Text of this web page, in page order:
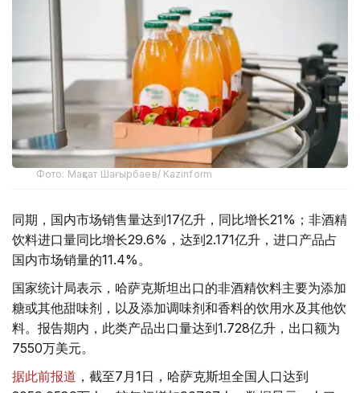
Фото: Мақсат Шағырбаев/ Kazinform
同期，国内市场销售量达到17亿升，同比增长21%；非酒精
饮料进口量同比增长29.6%，达到2.171亿升，进口产品占
国内市场销量的11.4%。
国家统计局表示，哈萨克斯坦出口的非酒精饮料主要为添加
糖或其他甜味剂，以及添加调味剂和香料的饮用水及其他饮
料。报告期内，此类产品出口量达到1.728亿升，出口额为
7550万美元。
据此前报道 ，截至7月1日，哈萨克斯坦全国人口达到